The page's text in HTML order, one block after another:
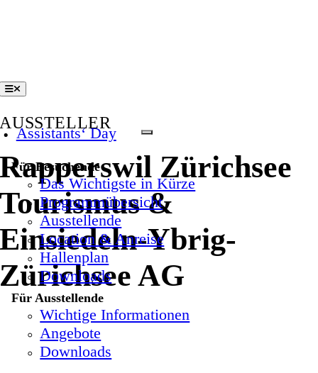
Toggle
Navigation
Assistants‘ Day
Für Besuchende
Das Wichtigste in Kürze
Programmübersicht
Ausstellende
Location & Anreise
Hallenplan
Downloads
Für Ausstellende
Wichtige Informationen
Angebote
Downloads
AUSSTELLER
Rapperswil Zürichsee
Tourismus &
Einsiedeln-Ybrig-
Zürichsee AG